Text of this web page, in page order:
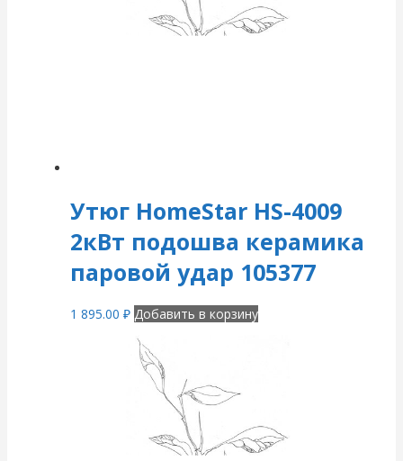
Утюг HomeStar HS-4009
2кВт подошва керамика
паровой удар 105377
1 895.00 ₽ Добавить в корзину